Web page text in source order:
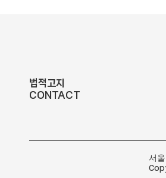
법적고지
CONTACT
서